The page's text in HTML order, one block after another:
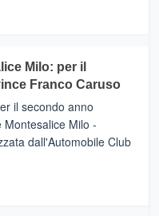
Milo: per il
Franco Caruso
il secondo anno
Milo -
dall'Automobile Club